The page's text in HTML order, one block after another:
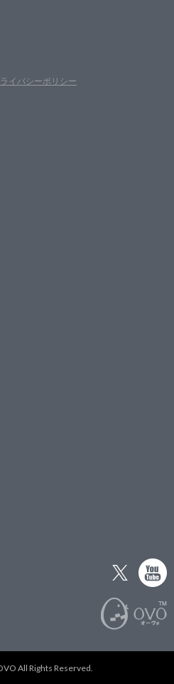
イバシーポリシー
All Rights Reserved.